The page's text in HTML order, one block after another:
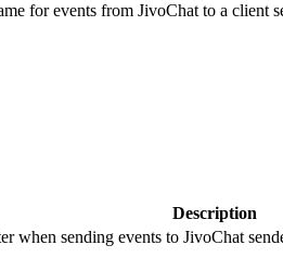
for events from JivoChat to a client
Description
when sending events to JivoChat